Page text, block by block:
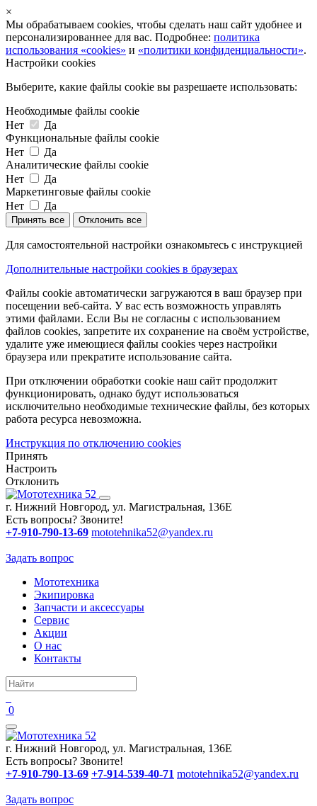
×
Мы обрабатываем cookies, чтобы сделать наш сайт удобнее и
персонализированнее для вас. Подробнее: политика
использования «cookies» и «политики конфиденциальности».
Настройки cookies
Выберите, какие файлы cookie вы разрешаете использовать:
Необходимые файлы cookie
Нет
Да
Функциональные файлы cookie
Нет
Да
Аналитические файлы cookie
Нет
Да
Маркетинговые файлы cookie
Нет
Да
Принять все Отклонить все
Для самостоятельной настройки ознакомьтесь с инструкцией
Дополнительные настройки cookies в браузерах
Файлы cookie автоматически загружаются в ваш браузер при
посещении веб-сайта. У вас есть возможность управлять
этими файлами. Если Вы не согласны с использованием
файлов cookies, запретите их сохранение на своём устройстве,
удалите уже имеющиеся файлы cookies через настройки
браузера или прекратите использование сайта.
При отключении обработки cookie наш сайт продолжит
функционировать, однако будут использоваться
исключительно необходимые технические файлы, без которых
работа ресурса невозможна.
Инструкция по отключению cookies
Принять
Настроить
Отклонить
г. Нижний Новгород, ул. Магистральная, 136Е
Есть вопросы? Звоните!
+7-910-790-13-69 mototehnika52@yandex.ru
Задать вопрос
Мототехника
Экипировка
Запчасти и аксессуары
Сервис
Акции
О нас
Контакты
0
г. Нижний Новгород, ул. Магистральная, 136Е
Есть вопросы? Звоните!
+7-910-790-13-69 +7-914-539-40-71 mototehnika52@yandex.ru
Задать вопрос